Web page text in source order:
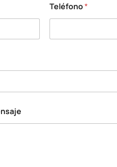
Teléfono*